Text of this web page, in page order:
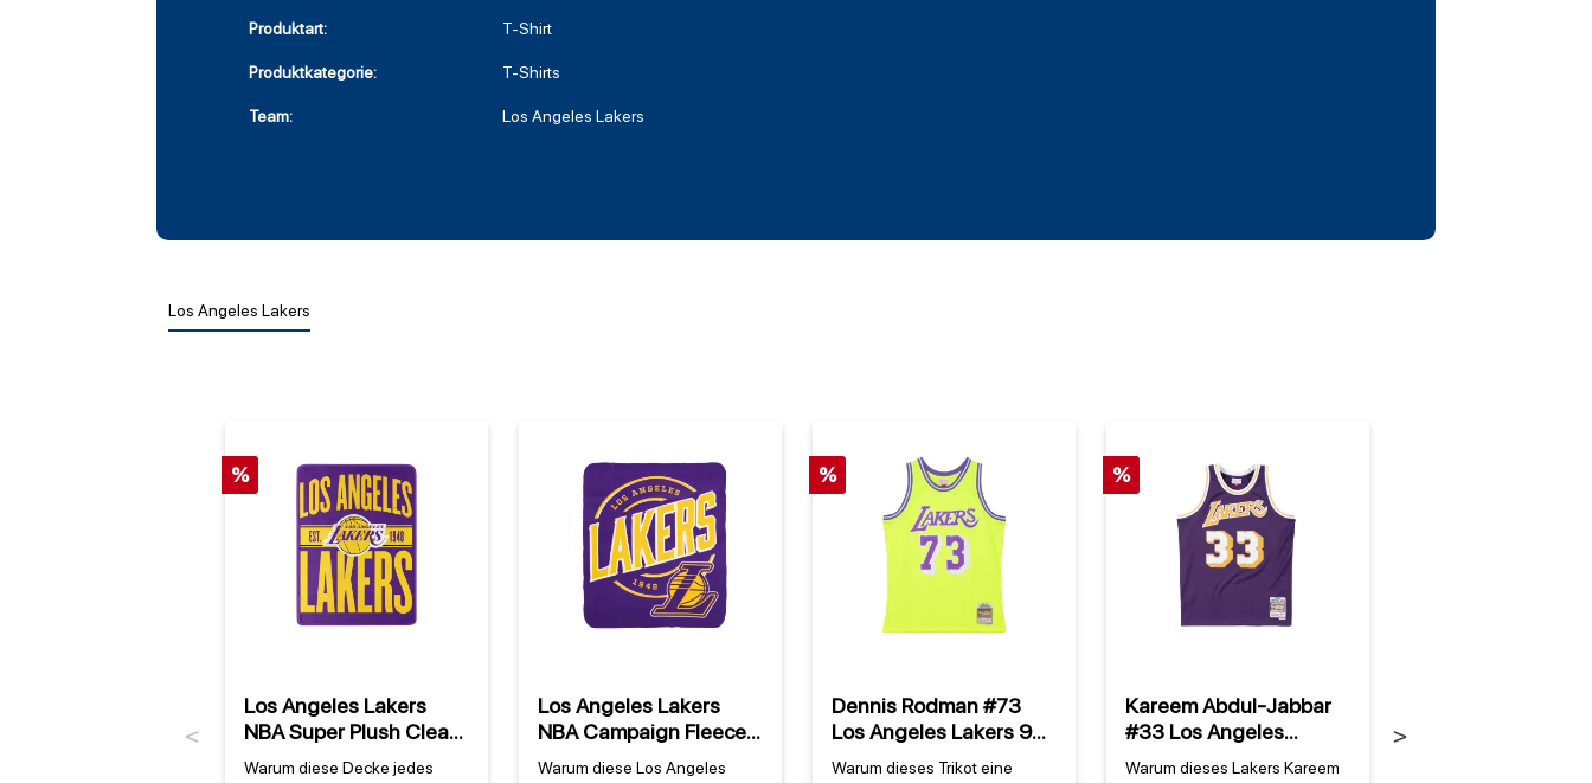
Produktart: T-Shirt
Produktkategorie: T-Shirts
Team: Los Angeles Lakers
Los Angeles Lakers
Previous
%
Los Angeles Lakers
NBA Super Plush Clear
Out Decke
Warum diese Decke jedes
Los Angeles Lakers
NBA Campaign Fleece
Decke
Warum diese Los Angeles
%
Dennis Rodman #73
Los Angeles Lakers 98
NBA Mitchell & Ness
Warum dieses Trikot eine
%
Kareem Abdul-Jabbar
#33 Los Angeles
Lakers 83 NBA Mitchell
Warum dieses Lakers Kareem
Next